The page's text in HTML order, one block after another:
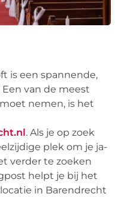
is een spannende,
Een van de meest
nemen, is het
. Als je op zoek
plek om je ja-
verder te zoeken
helpt je bij het
in Barendrecht